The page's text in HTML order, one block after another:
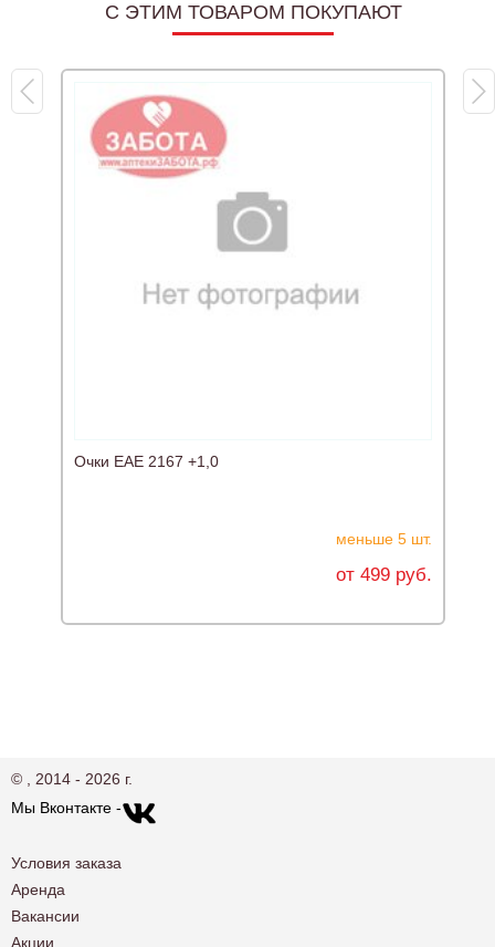
C ЭТИМ ТОВАРОМ ПОКУПАЮТ
Очки ЕАЕ 2167 +1,0
меньше 5 шт.
от 499 руб.
© , 2014 - 2026 г.
Мы Вконтакте -
Условия заказа
Аренда
Вакансии
Акции